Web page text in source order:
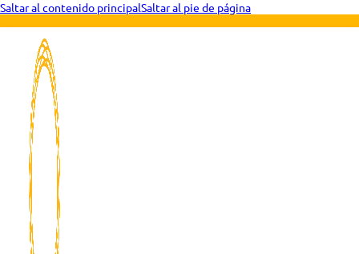
Saltar al contenido principalSaltar al pie de página